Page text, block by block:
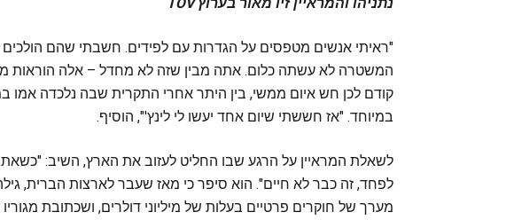
"ראיתי אנשים מטפסים על הגדרות עם לפידים. חשבתי שהם הולכים
המשטרה לא עשתה כלום. אתה מבין שזה לא מחדל – אלה הוראות
קודם לכן חש איום ממשי, בין היתר אחרי התקרית שבה נלכדה
במיוחד. "אז חששתי שיום אחד יעשו לי לינץ'", הוסיף.
לשאלת המראיין על הרגע שבו החליט לעזוב את הארץ, השיב:
לפחד, זה כבר לא חיים". הוא סיפר כי מאז שעבר לארצות הברית,
מערך של חוקרים פרטיים בעלות של מיליוני דולרים, ושכתובת